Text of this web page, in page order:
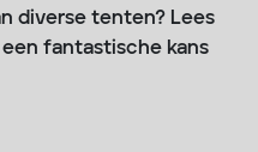
diverse tenten? Lees
fantastische kans